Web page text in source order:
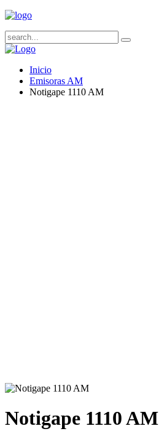
Inicio
Emisoras AM
Notigape 1110 AM
Notigape 1110 AM